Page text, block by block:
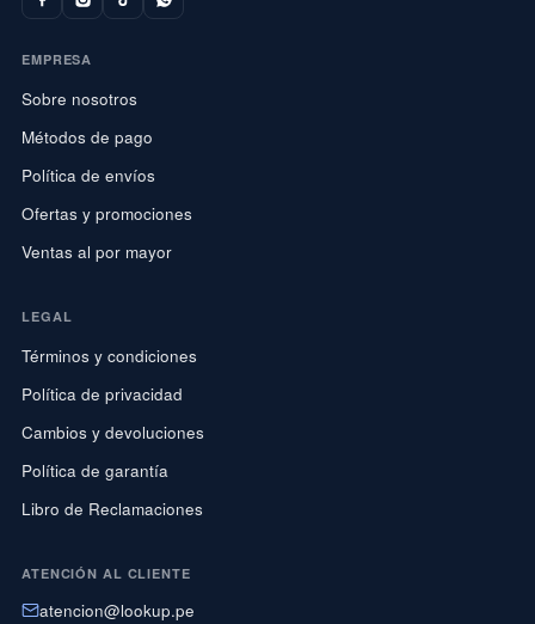
EMPRESA
Sobre nosotros
Métodos de pago
Política de envíos
Ofertas y promociones
Ventas al por mayor
LEGAL
Términos y condiciones
Política de privacidad
Cambios y devoluciones
Política de garantía
Libro de Reclamaciones
ATENCIÓN AL CLIENTE
atencion@lookup.pe